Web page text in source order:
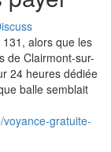
alors que les
de Clairmont-sur-
24 heures dédiée
balle semblait
gratuite-